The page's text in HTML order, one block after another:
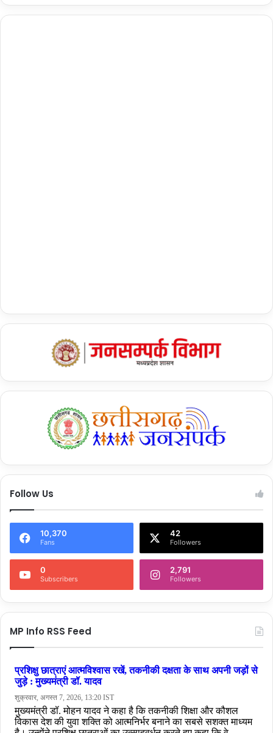
Follow Us
10,370
Fans
42
Followers
0
Subscribers
2,791
Followers
MP Info RSS Feed